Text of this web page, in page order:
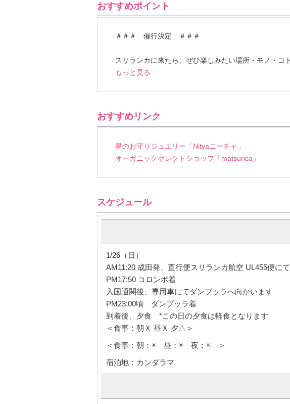
おすすめポイント
＃＃＃ 催行決定 ＃＃＃
スリランカに来たら、ぜひ楽しみたい場所・モノ・コ
もっと見る
おすすめリンク
星のお守りジュエリー「Nityaニーチャ」
オーガニックセレクトショップ「matsurica」
スケジュール
1/26（日）
AM11:20 成田発、直行便スリランカ航空 UL455便に
PM17:50 コロンボ着
入国通関後、専用車にてダンブッラへ向かいます
PM23:00頃 ダンブッラ着
到着後、夕食 *この日の夕食は軽食となります
＜食事：朝Ｘ 昼Ｘ 夕△＞
＜食事：朝：× 昼：× 夜：× ＞
宿泊地：カンダラマ